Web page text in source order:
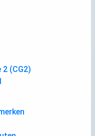
2 (CG2)